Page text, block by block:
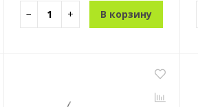
− + В корзину